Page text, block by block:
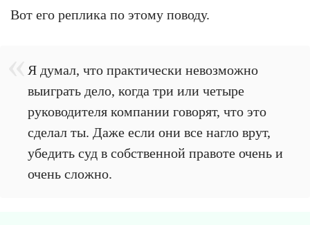
Вот его реплика по этому поводу.
Я думал, что практически невозможно
выиграть дело, когда три или четыре
руководителя компании говорят, что это
сделал ты. Даже если они все нагло врут,
убедить суд в собственной правоте очень и
очень сложно.